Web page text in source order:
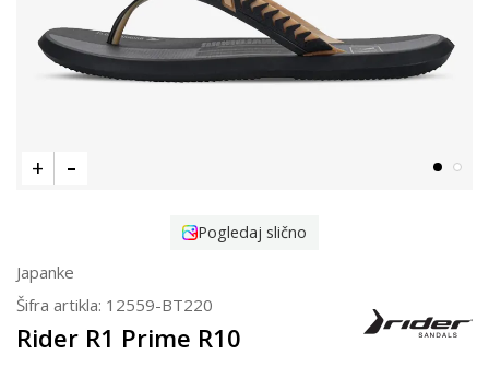
Pogledaj slično
Japanke
Šifra artikla: 12559-BT220
Rider R1 Prime R10